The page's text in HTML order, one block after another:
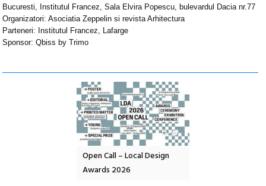
Bucuresti, Institutul Francez, Sala Elvira Popescu, bulevardul Dacia nr.77
Organizatori: Asociatia Zeppelin si revista Arhitectura
Parteneri: Institutul Francez, Lafarge
Sponsor: Qbiss by Trimo
Open Call – Local Design
Awards 2026